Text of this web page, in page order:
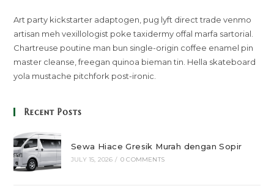
Art party kickstarter adaptogen, pug lyft direct trade venmo
artisan meh vexillologist poke taxidermy offal marfa sartorial.
Chartreuse poutine man bun single-origin coffee enamel pin
master cleanse, freegan quinoa bieman tin. Hella skateboard
yola mustache pitchfork post-ironic.
Recent Posts
Sewa Hiace Gresik Murah dengan Sopir
JULY 15, 2026 / 0 COMMENTS